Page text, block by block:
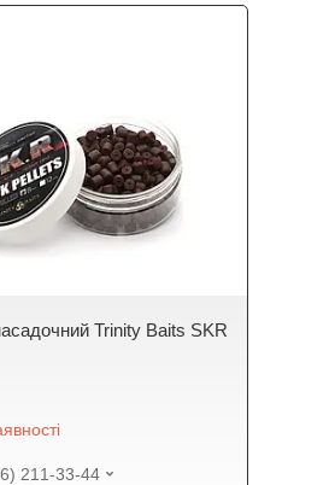
Trinity Baits SKR
211-33-44